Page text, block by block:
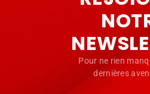
Pour ne rien
dernières